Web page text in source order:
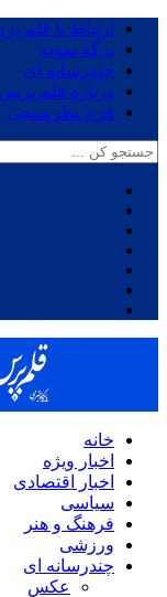
ارتباط با قلم
برگه نمونه
چندرسانه ای
درباره قلم پرس
فرم نظرسنجی
خانه
اخبار ویژه
اخبار اقتصادی
سیاسی
فرهنگ و هنر
ورزشی
چندرسانه ای
عکس